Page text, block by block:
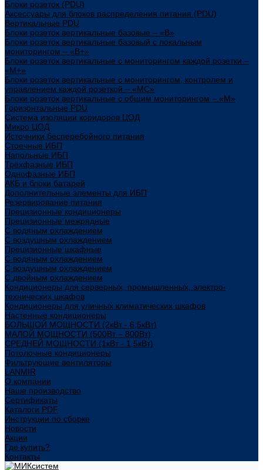
Блоки розеток (PDU)
Аксессуары для блоков распределения питания (PDU)
Вертикальные PDU
Блоки розеток вертикальные базовые – «В»
Блоки розеток вертикальные базовый с локальным
мониторингом – «В+»
Блоки розеток вертикальные с мониторингом каждой розетки –
«М+»
Блоки розеток вертикальные с мониторингом, контролем и
управлением каждой розеткой – «МС»
Блоки розеток вертикальные с общим мониторингом – «М»
Горизонтальные PDU
Система изоляции коридоров ЦОД
Микро ЦОД
Источники бесперебойного питания
Стоечные ИБП
Напольные ИБП
Трёхфазные ИБП
Однофазные ИБП
АКБ и блоки батарей
Дополнительные элементы для ИБП
Резервирование питания
Прецизионные кондиционеры
Прецизионные межрядные
С водяным охлаждением
С воздушным охлаждением
Прецизионные шкафные
С водяным охлаждением
С воздушным охлаждением
С двойным охлаждением
Кондиционеры для серверных, промышленных, электро-
технических шкафов
Кондиционеры для уличных климатических шкафов
Настенные кондиционеры
БОЛЬШОЙ МОЩНОСТИ (2кВт - 6,5кВт)
МАЛОЙ МОЩНОСТИ (500Вт – 800Вт)
СРЕДНЕЙ МОЩНОСТИ (1кВт - 1,5кВт)
Потолочные кондиционеры
Фильтрующие вентиляторы
LANMIR
О компании
Наше производство
Сертификаты
Каталоги PDF
Инструкции по сборке
Новости
Акции
Где купить?
Контакты